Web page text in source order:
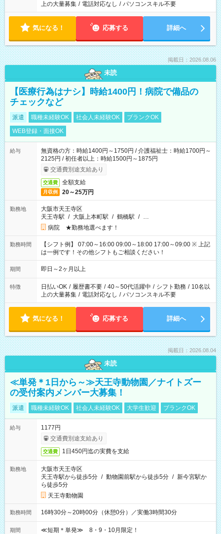
上の大量募集 / 電話対応なし / パソコンスキル不要
気になる！ 応募する 詳細へ
掲載日：2026.08.06
未読
【医療行為はナシ】時給1400円！病院で備品の
チェックなど
派遣 職種未経験OK 社会人未経験OK
ブランクOK
WEB登録・面接OK
給与
無資格の方：時給1400円～1750円 / 介護福祉士：時給1700円～
2125円 / 初任者以上：時給1500円～1875円
交通費別途支給あり
交通費 全額支給
月収例 20～25万円
勤務地
大阪市天王寺区
天王寺駅 / 大阪上本町駅 / 鶴橋駅 / …
病院 ★勤務地選べます！
勤務時間
【シフト例】 07:00～16:00 09:00～18:00 17:00～09:00 ※ 上記
は一例です！その他シフトもご相談ください！
期間 即日～2ヶ月以上
特徴 日払いOK / 履歴書不要 / 40～50代活躍中 / シフト勤務 / 10名以
上の大量募集 / 電話対応なし / パソコンスキル不要
気になる！ 応募する 詳細へ
掲載日：2026.08.04
未読
≪単発＊1日から～≫天王寺動物園／ナイトズー
の受付案内メンバー大募集！
派遣 職種未経験OK 社会人未経験OK 大学生歓迎 ブランクOK
給与
1177円
交通費別途支給あり
交通費 1日450円迄の実費を支給
勤務地
大阪市天王寺区
天王寺駅から徒歩5分 / 動物園前駅から徒歩5分 / 新今宮駅か
ら徒歩5分
天王寺動物園
勤務時間 16時30分～20時00分（休憩0分）／実働3時間30分
期間 ≪短期＊単発≫ 8・9・10月限定！